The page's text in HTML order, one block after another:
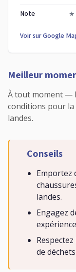
Note ★
Voir sur Google
Meilleur
À tout moment —
conditions pour
landes.
Conseils
Emportez
landes.
Engagez
de